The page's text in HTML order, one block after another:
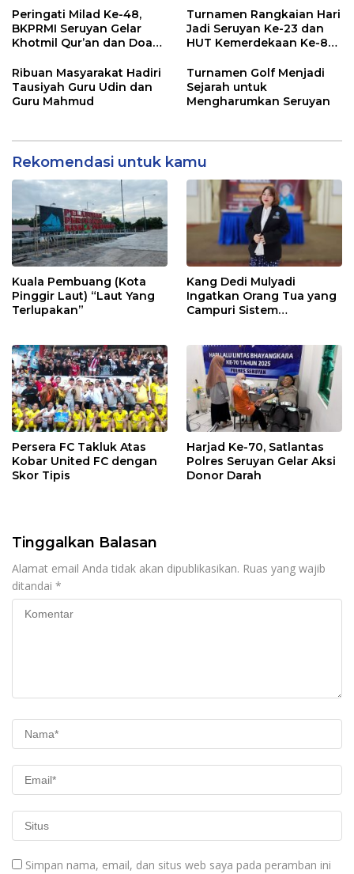
Peringati Milad Ke-48,
BKPRMI Seruyan Gelar
Khotmil Qur’an dan Doa
Turnamen Rangkaian Hari
Jadi Seruyan Ke-23 dan
HUT Kemerdekaan Ke-80
Ribuan Masyarakat Hadiri
Tausiyah Guru Udin dan
Guru Mahmud
Turnamen Golf Menjadi
Sejarah untuk
Mengharumkan Seruyan
Rekomendasi untuk kamu
Kuala Pembuang (Kota
Pinggir Laut) “Laut Yang
Terlupakan”
Kang Dedi Mulyadi
Ingatkan Orang Tua yang
Campuri Sistem
Etika Hukum Pendidikan
Persera FC Takluk Atas
Kobar United FC dengan
Skor Tipis
Harjad Ke-70, Satlantas
Polres Seruyan Gelar Aksi
Donor Darah
Tinggalkan Balasan
Alamat email Anda tidak akan dipublikasikan. Ruas yang wajib
ditandai *
Simpan nama, email, dan situs web saya pada peramban ini